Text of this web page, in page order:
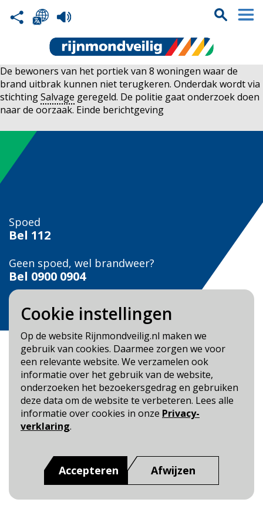
Cookie instellingen
Op de website Rijnmondveilig.nl maken we
gebruik van cookies. Daarmee zorgen we voor
een relevante website. We verzamelen ook
informatie over het gebruik van de website,
onderzoeken het bezoekersgedrag en gebruiken
deze data om de website te verbeteren. Lees alle
informatie over cookies in onze Privacy-
verklaring.
Accepteren Afwijzen
De bewoners van het portiek van 8 woningen waar de
brand uitbrak kunnen niet terugkeren. Onderdak wordt via
stichtingSalvage geregeld. De politie gaat onderzoek doen
naar de oorzaak. Einde berichtgeving
Spoed
Bel 112
Geen spoed, wel brandweer?
Bel 0900 0904
Veilig Leven?
Bel 0900-8387
Blijf op de hoogte
Cookie- en Privacybeleid
Dit is een website van
Veiligheidsregio Rotterdam-